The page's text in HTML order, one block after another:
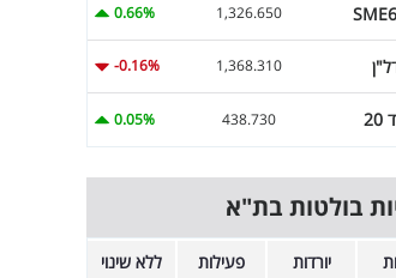
1,326.650
0.66%
1,368.310
-0.16%
438.730
0.05%
בולטות בת"א
יורדות פעילות ללא שינוי